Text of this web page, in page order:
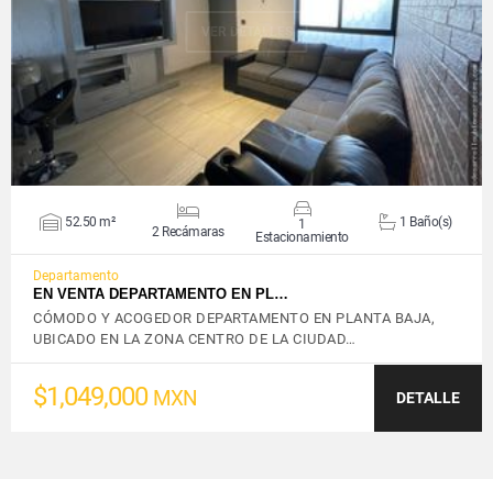
VER DETALLES
52.50 m²
2 Recámaras
1
Estacionamiento
1 Baño(s)
Departamento
EN VENTA DEPARTAMENTO EN PL…
CÓMODO Y ACOGEDOR DEPARTAMENTO EN PLANTA BAJA,
UBICADO EN LA ZONA CENTRO DE LA CIUDAD…
$1,049,000 MXN DETALLE